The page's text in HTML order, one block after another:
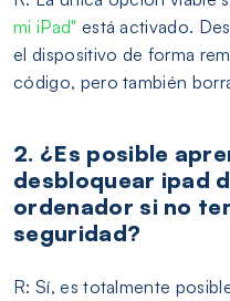
mi iPad" está activado.
el dispositivo de forma
código, pero también
2. ¿Es posible
desbloquear ipad
ordenador si no
seguridad?
R: Sí, es totalmente